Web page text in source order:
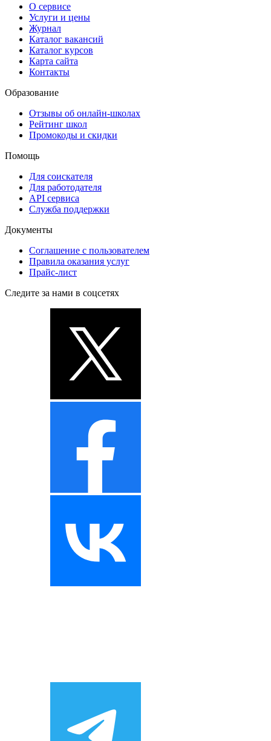
О сервисе
Услуги и цены
Журнал
Каталог вакансий
Каталог курсов
Карта сайта
Контакты
Образование
Отзывы об онлайн-школах
Рейтинг школ
Промокоды и скидки
Помощь
Для соискателя
Для работодателя
API сервиса
Служба поддержки
Документы
Соглашение с пользователем
Правила оказания услуг
Прайс-лист
Следите за нами в соцсетях